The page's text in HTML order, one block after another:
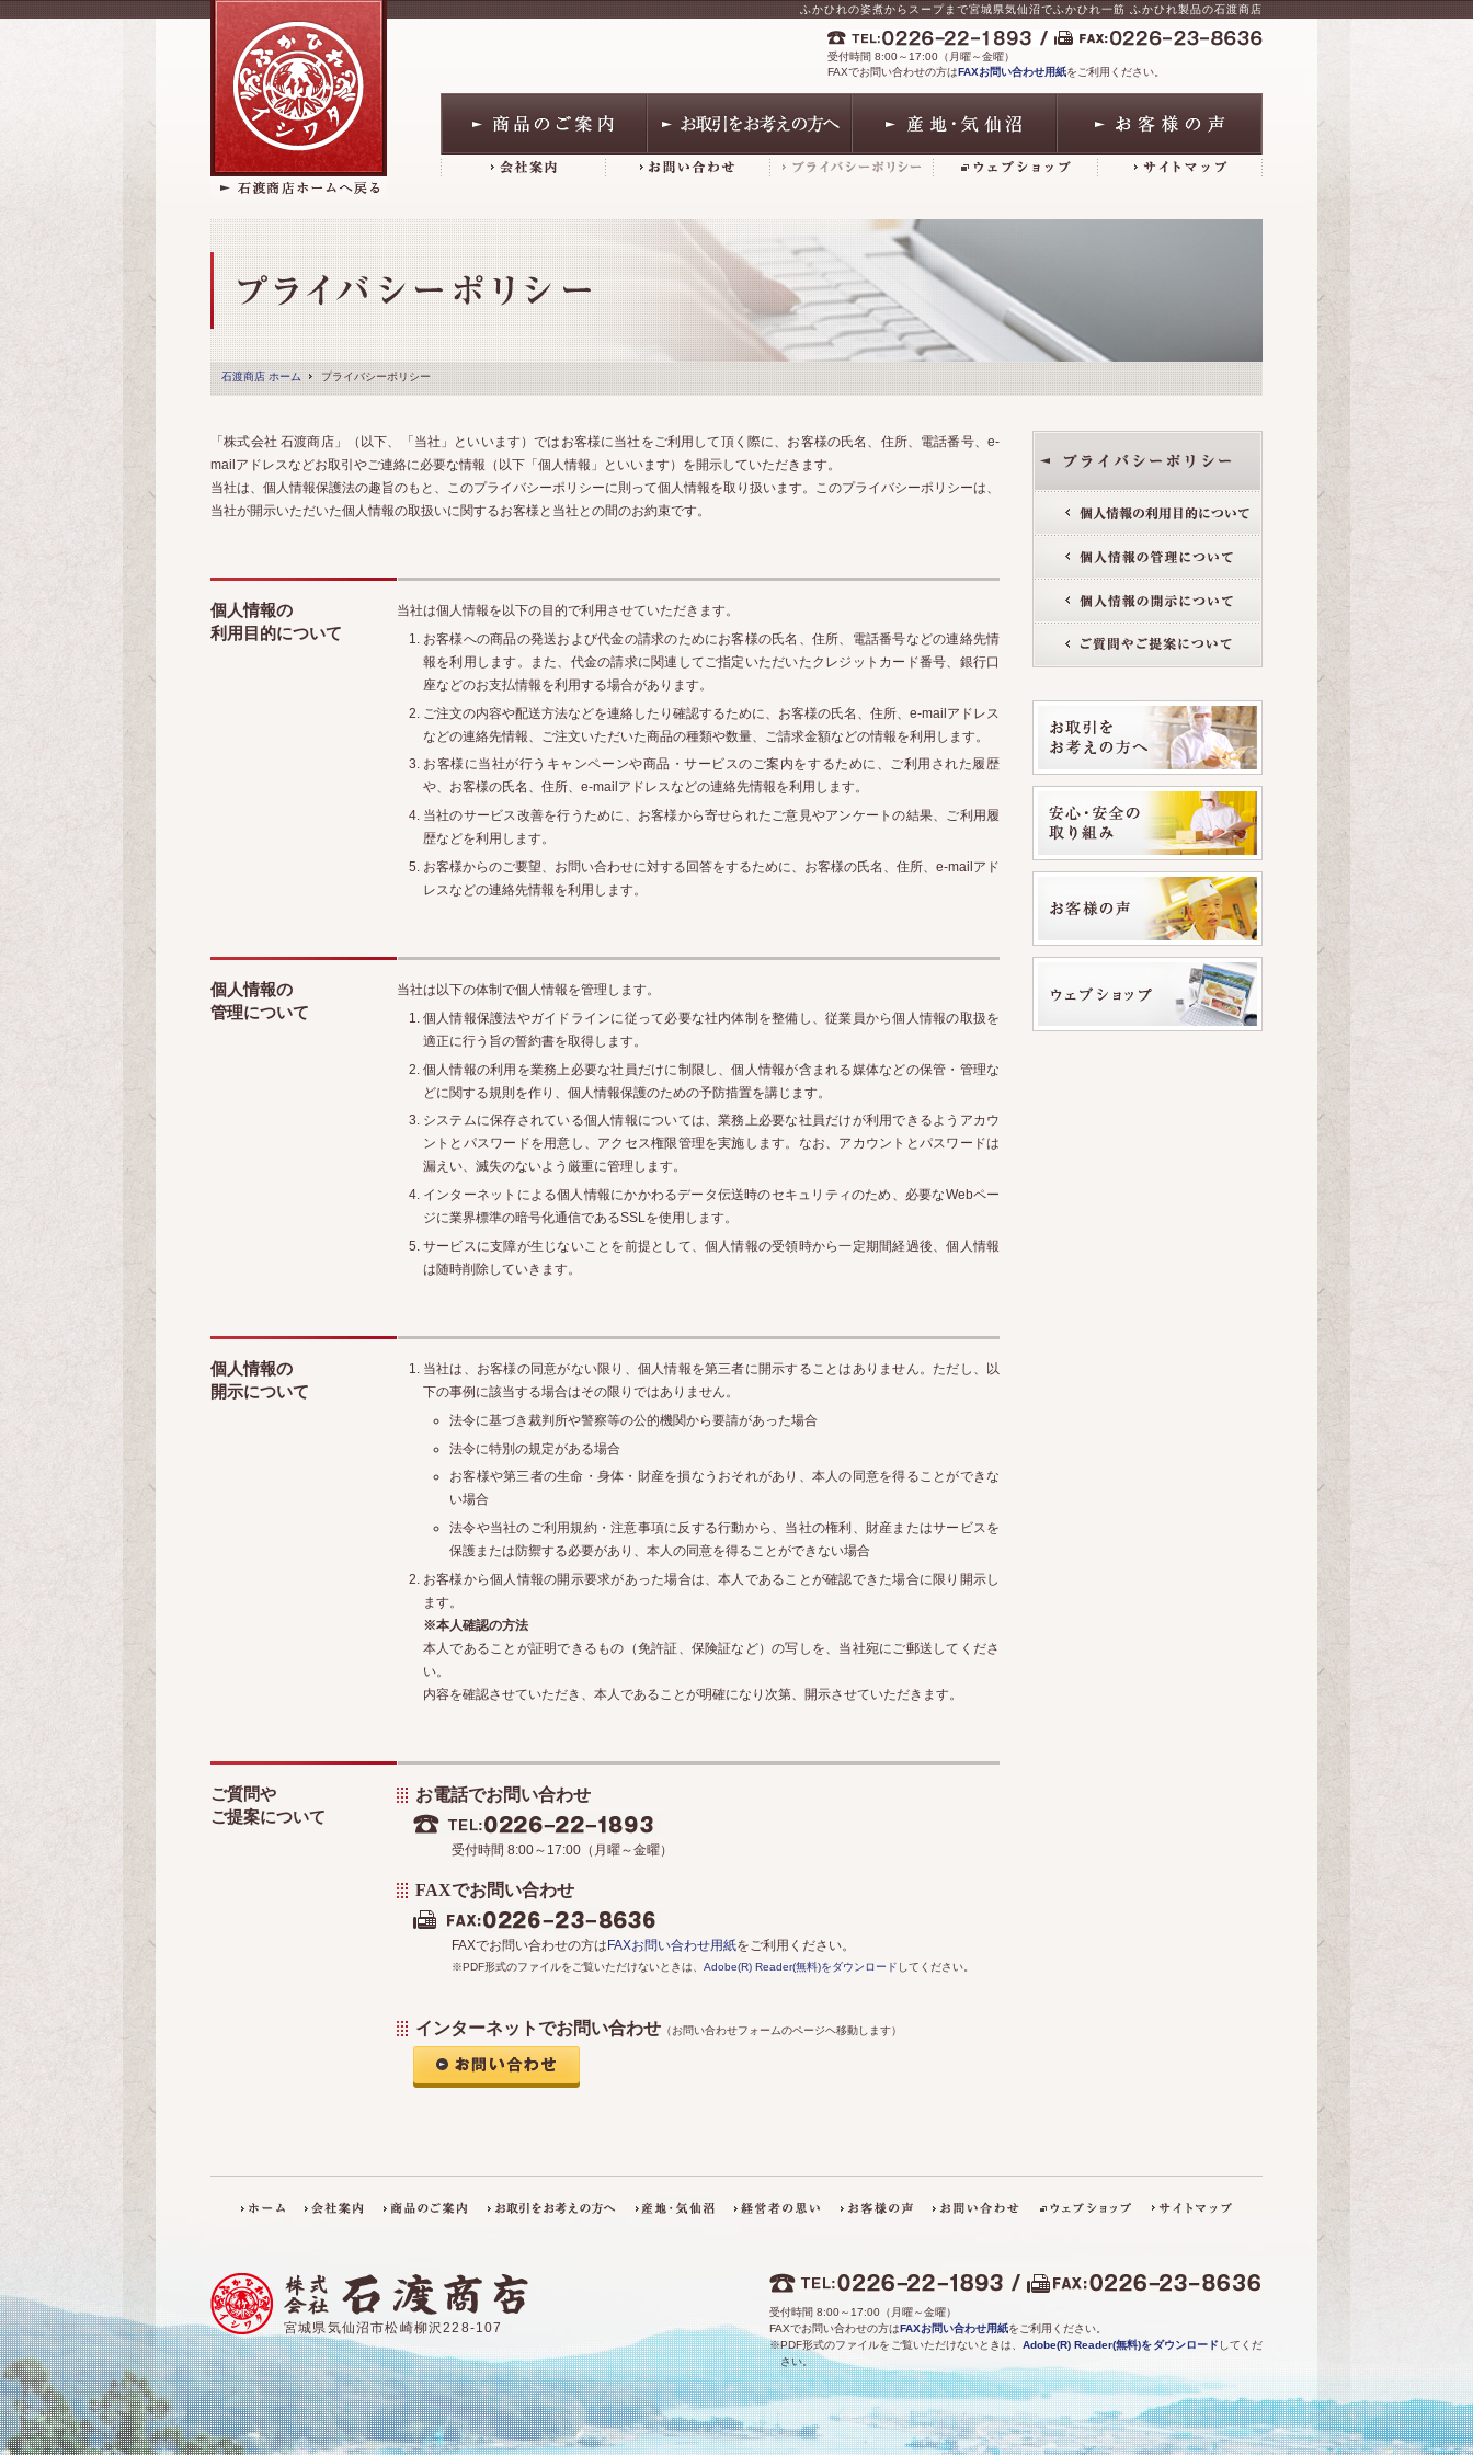
ふかひれの姿煮からスープまで宮城県気仙沼でふかひれ一筋 ふかひれ製品の石渡商店
受付時間 8:00～17:00（月曜～金曜）
FAXでお問い合わせの方はFAXお問い合わせ用紙をご利用ください。
石渡商店 ホーム プライバシーポリシー
「株式会社 石渡商店」（以下、「当社」といいます）ではお客様に当社をご利用して頂く際に、お客様の氏名、住所、電話番号、e-
mailアドレスなどお取引やご連絡に必要な情報（以下「個人情報」といいます）を開示していただきます。
当社は、個人情報保護法の趣旨のもと、このプライバシーポリシーに則って個人情報を取り扱います。このプライバシーポリシーは、
当社が開示いただいた個人情報の取扱いに関するお客様と当社との間のお約束です。
個人情報の
利用目的について
当社は個人情報を以下の目的で利用させていただきます。
お客様への商品の発送および代金の請求のためにお客様の氏名、住所、電話番号などの連絡先情
報を利用します。また、代金の請求に関連してご指定いただいたクレジットカード番号、銀行口
座などのお支払情報を利用する場合があります。
ご注文の内容や配送方法などを連絡したり確認するために、お客様の氏名、住所、e-mailアドレス
などの連絡先情報、ご注文いただいた商品の種類や数量、ご請求金額などの情報を利用します。
お客様に当社が行うキャンペーンや商品・サービスのご案内をするために、ご利用された履歴
や、お客様の氏名、住所、e-mailアドレスなどの連絡先情報を利用します。
当社のサービス改善を行うために、お客様から寄せられたご意見やアンケートの結果、ご利用履
歴などを利用します。
お客様からのご要望、お問い合わせに対する回答をするために、お客様の氏名、住所、e-mailアド
レスなどの連絡先情報を利用します。
個人情報の
管理について
当社は以下の体制で個人情報を管理します。
個人情報保護法やガイドラインに従って必要な社内体制を整備し、従業員から個人情報の取扱を
適正に行う旨の誓約書を取得します。
個人情報の利用を業務上必要な社員だけに制限し、個人情報が含まれる媒体などの保管・管理な
どに関する規則を作り、個人情報保護のための予防措置を講じます。
システムに保存されている個人情報については、業務上必要な社員だけが利用できるようアカウ
ントとパスワードを用意し、アクセス権限管理を実施します。なお、アカウントとパスワードは
漏えい、滅失のないよう厳重に管理します。
インターネットによる個人情報にかかわるデータ伝送時のセキュリティのため、必要なWebペー
ジに業界標準の暗号化通信であるSSLを使用します。
サービスに支障が生じないことを前提として、個人情報の受領時から一定期間経過後、個人情報
は随時削除していきます。
個人情報の
開示について
当社は、お客様の同意がない限り、個人情報を第三者に開示することはありません。ただし、以
下の事例に該当する場合はその限りではありません。
法令に基づき裁判所や警察等の公的機関から要請があった場合
法令に特別の規定がある場合
お客様や第三者の生命・身体・財産を損なうおそれがあり、本人の同意を得ることができな
い場合
法令や当社のご利用規約・注意事項に反する行動から、当社の権利、財産またはサービスを
保護または防禦する必要があり、本人の同意を得ることができない場合
お客様から個人情報の開示要求があった場合は、本人であることが確認できた場合に限り開示し
ます。
※本人確認の方法
本人であることが証明できるもの（免許証、保険証など）の写しを、当社宛にご郵送してくださ
い。
内容を確認させていただき、本人であることが明確になり次第、開示させていただきます。
ご質問や
ご提案について
お電話でお問い合わせ
受付時間 8:00～17:00（月曜～金曜）
FAXでお問い合わせ
FAXでお問い合わせの方は FAXお問い合わせ用紙をご利用ください。
※PDF形式のファイルをご覧いただけないときは、 Adobe(R) Reader(無料)をダウンロード してください。
インターネットでお問い合わせ （お問い合わせフォームのページヘ移動します）
宮城県気仙沼市松崎柳沢228-107
受付時間 8:00～17:00（月曜～金曜）
FAXでお問い合わせの方はFAXお問い合わせ用紙をご利用ください。
※PDF形式のファイルをご覧いただけないときは、Adobe(R) Reader(無料)をダウンロード してくだ
さい。